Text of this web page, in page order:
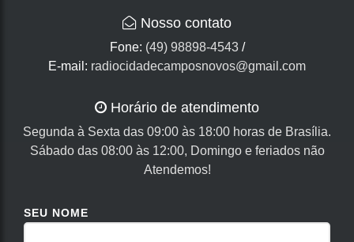
Nosso contato
Fone: (49) 98898-4543/
E-mail: radiocidadecamposnovos@gmail.com
Horário de atendimento
Segunda à Sexta das 09:00 às 18:00 horas de Brasília.
Sábado das 08:00 às 12:00, Domingo e feriados não
Atendemos!
SEU NOME